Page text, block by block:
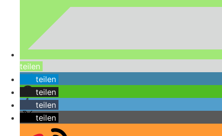
teilen
teilen
teilen
teilen
teilen